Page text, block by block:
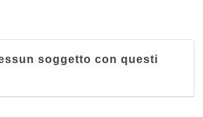
soggetto con questi